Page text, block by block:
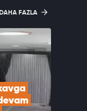
DAHA FAZLA